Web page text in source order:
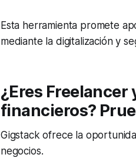
Esta herramienta promete
mediante la digitalización y
¿Eres
financieros?
Gigstack ofrece la
negocios.